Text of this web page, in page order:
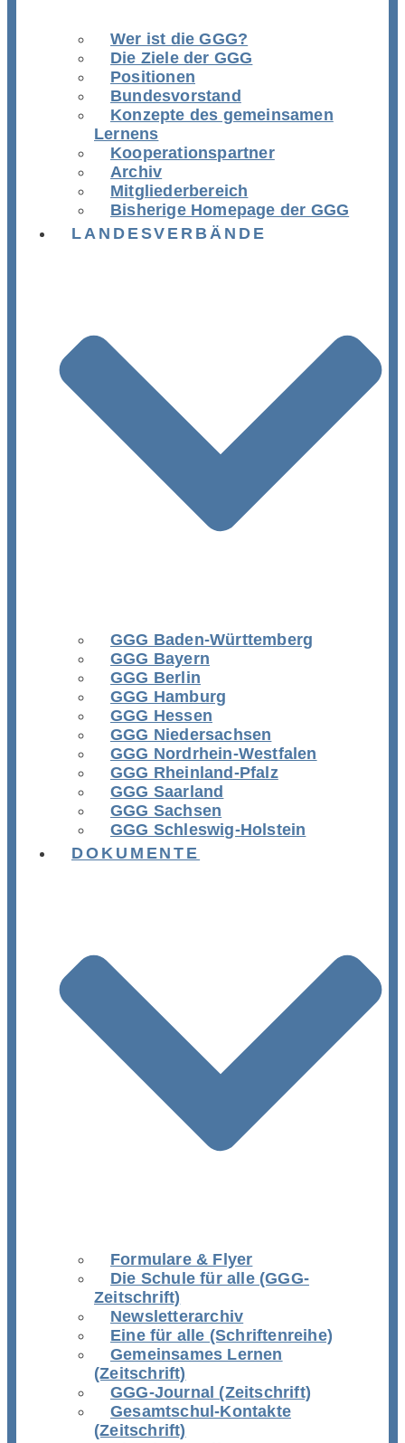
Wer ist die GGG?
Die Ziele der GGG
Positionen
Bundesvorstand
Konzepte des gemeinsamen
Lernens
Kooperationspartner
Archiv
Mitgliederbereich
Bisherige Homepage der GGG
LANDESVERBÄNDE
GGG Baden-Württemberg
GGG Bayern
GGG Berlin
GGG Hamburg
GGG Hessen
GGG Niedersachsen
GGG Nordrhein-Westfalen
GGG Rheinland-Pfalz
GGG Saarland
GGG Sachsen
GGG Schleswig-Holstein
DOKUMENTE
Formulare & Flyer
Die Schule für alle (GGG-
Zeitschrift)
Newsletterarchiv
Eine für alle (Schriftenreihe)
Gemeinsames Lernen
(Zeitschrift)
GGG-Journal (Zeitschrift)
Gesamtschul-Kontakte
(Zeitschrift)